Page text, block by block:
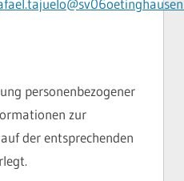
personenbezogener
zur
der entsprechenden